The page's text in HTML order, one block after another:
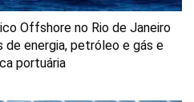
Offshore no Rio de Janeiro
de energia, petróleo e gás e
portuária